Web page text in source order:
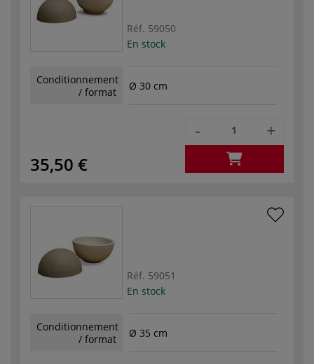
Réf. 59050
En stock
Conditionnement
/ format
Ø 30 cm
35,50 €
- +
Réf. 59051
En stock
Conditionnement
/ format
Ø 35 cm